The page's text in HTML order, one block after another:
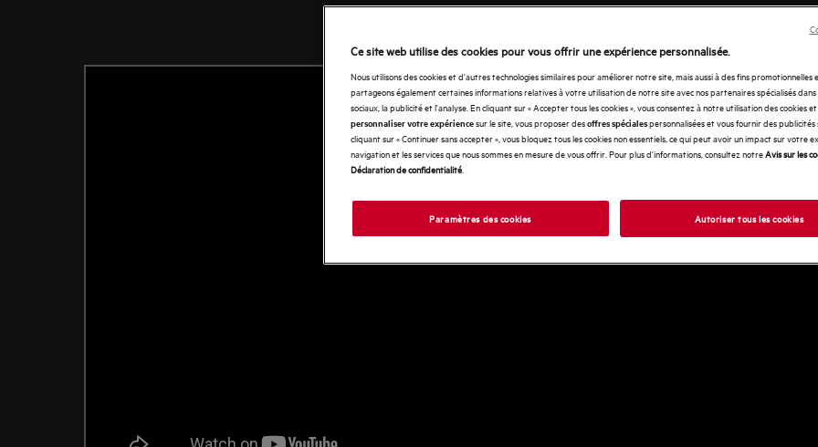
Ce site web utilise des cookies pour vous offrir une expérience personnalisée.
Nous utilisons des cookies et d'autres technologies similaires pour améliorer notre site, mais aussi à des fins promotionnelles
partageons également certaines informations relatives à votre utilisation de notre site avec nos partenaires spécialisés dans
sociaux, la publicité et l'analyse. En cliquant sur « Accepter tous les cookies », vous consentez à notre utilisation des cookies
personnaliser votre expériencesur le site, vous proposer desoffres spécialespersonnalisées et vous fournir des publicités
cliquant sur « Continuer sans accepter », vous bloquez tous les cookies non essentiels, ce qui peut avoir un impact sur votre
navigation et les services que nous sommes en mesure de vous offrir. Pour plus d'informations, consultez notreAvis sur les
Déclaration de confidentialité
Paramètres des cookies Autoriser tous les cookies